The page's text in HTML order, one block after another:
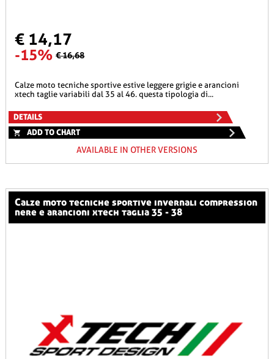
€ 14,17
-15% € 16,68
calze moto tecniche sportive estive leggere grigie e arancioni
xtech taglie variabili dal 35 al 46. questa tipologia di...
DETAILS
ADD TO CHART
AVAILABLE IN OTHER VERSIONS
calze moto tecniche sportive invernali compression
nere e arancioni xtech taglia 35 - 38